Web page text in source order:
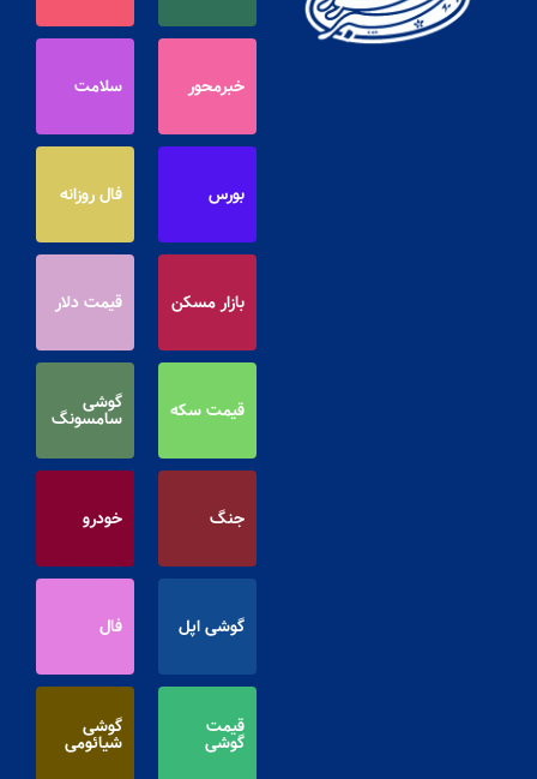
خبرمحور سلامت
بورس فال روزانه
بازار مسکن قیمت دلار
قیمت سکه گوشی
سامسونگ
جنگ خودرو
گوشی اپل فال
قیمت
گوشی
گوشی
شیائومی